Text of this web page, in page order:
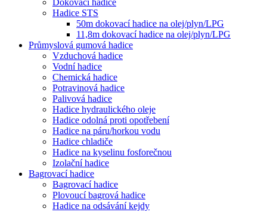
Dokovací hadice
Hadice STS
50m dokovací hadice na olej/plyn/LPG
11,8m dokovací hadice na olej/plyn/LPG
Průmyslová gumová hadice
Vzduchová hadice
Vodní hadice
Chemická hadice
Potravinová hadice
Palivová hadice
Hadice hydraulického oleje
Hadice odolná proti opotřebení
Hadice na páru/horkou vodu
Hadice chladiče
Hadice na kyselinu fosforečnou
Izolační hadice
Bagrovací hadice
Bagrovací hadice
Plovoucí bagrová hadice
Hadice na odsávání kejdy